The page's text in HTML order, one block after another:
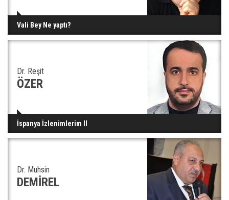
Vali Bey Ne yaptı?
Dr. Reşit
ÖZER
İspanya İzlenimlerim II
Dr. Muhsin
DEMİREL